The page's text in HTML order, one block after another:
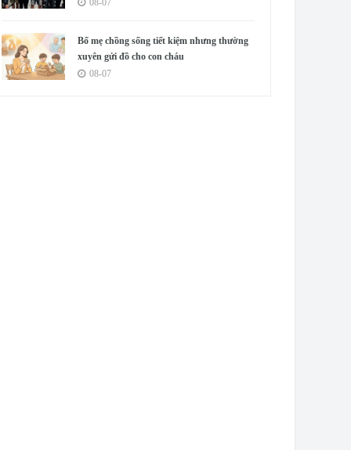
08-07
Bố mẹ chồng sống tiết kiệm nhưng thường
xuyên gửi đồ cho con cháu
08-07